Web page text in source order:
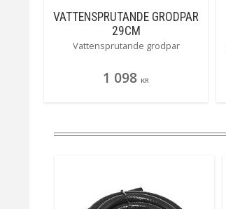
VATTENSPRUTANDE GRODPAR
29CM
Vattensprutande grodpar
1 098 KR